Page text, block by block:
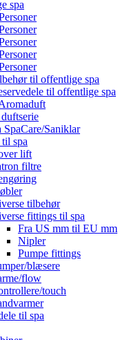
spa
til offentlige spa
til offentlige spa
Saniklar
spa
lift
filtre
tilbehør
fittings til spa
Fra US mm til EU mm
Nipler
Pumpe fittings
blæsere
flow
touch
til spa